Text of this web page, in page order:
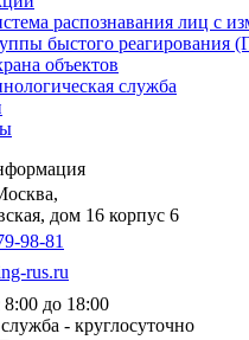
распознавания лиц с
быстого реагирования
объектов
служба
дом 16 корпус 6
98-81
rus.ru
до 18:00
- круглосуточно